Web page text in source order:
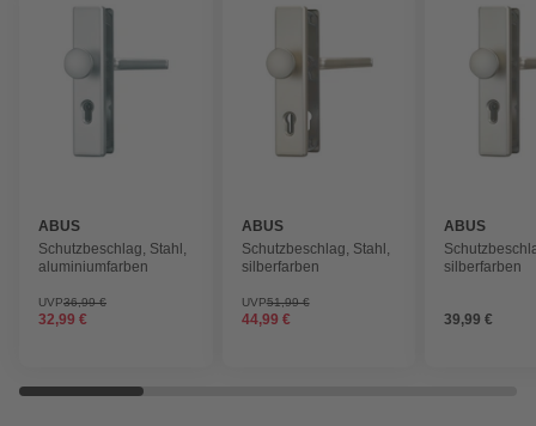
ABUS
Schutzbeschlag, Stahl,
aluminiumfarben
UVP36,99 €
32,99 €
ABUS
Schutzbeschlag, Stahl,
silberfarben
UVP51,99 €
44,99 €
ABUS
silberfarben
39,99 €